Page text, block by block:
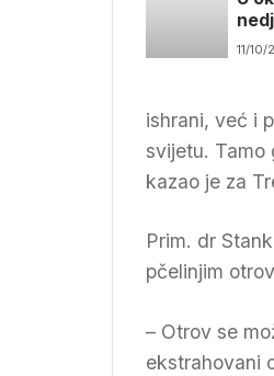
11/
ishrani, već i
svijetu. Tamo
kazao je za
Prim. dr
pčelinjim
– Otrov se
ekstrahovani